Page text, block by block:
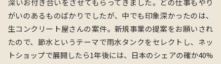
深いお付き合いをさせてもらってきました。どの仕事もやり
がいのあるものばかりでしたが、中でも印象深かったのは、
生コンクリート屋さんの案件。新規事業の提案をお願いされ
たので、節水というテーマで雨水タンクをセレクトし、 ネッ
トショップで展開したら1年後には、 日本のシェアの確か40%